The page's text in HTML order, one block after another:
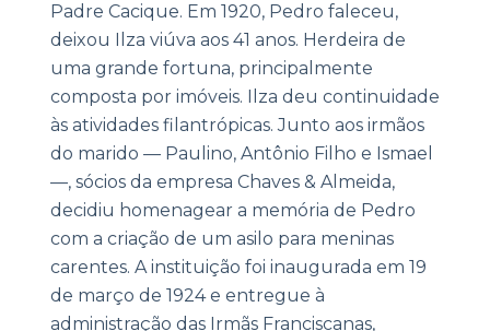
Padre Cacique. Em 1920, Pedro faleceu,
deixou Ilza viúva aos 41 anos. Herdeira de
uma grande fortuna, principalmente
composta por imóveis. Ilza deu continuidade
às atividades filantrópicas. Junto aos irmãos
do marido — Paulino, Antônio Filho e Ismael
—, sócios da empresa Chaves & Almeida,
decidiu homenagear a memória de Pedro
com a criação de um asilo para meninas
carentes. A instituição foi inaugurada em 19
de março de 1924 e entregue à
administração das Irmãs Franciscanas,